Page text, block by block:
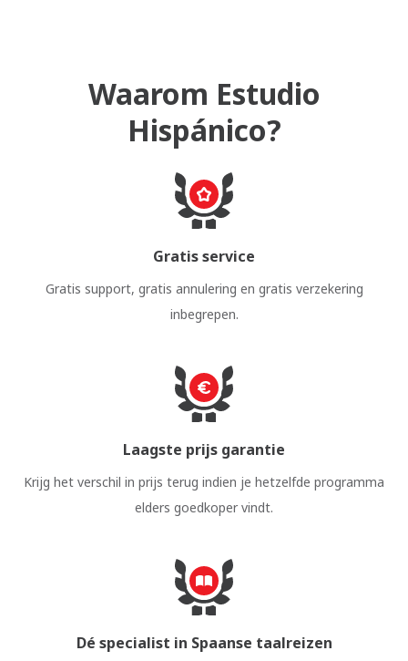
Waarom Estudio
Hispánico?
Gratis service
Gratis support, gratis annulering en gratis verzekering
inbegrepen.
Laagste prijs garantie
Krijg het verschil in prijs terug indien je hetzelfde programma
elders goedkoper vindt.
Dé specialist in Spaanse taalreizen